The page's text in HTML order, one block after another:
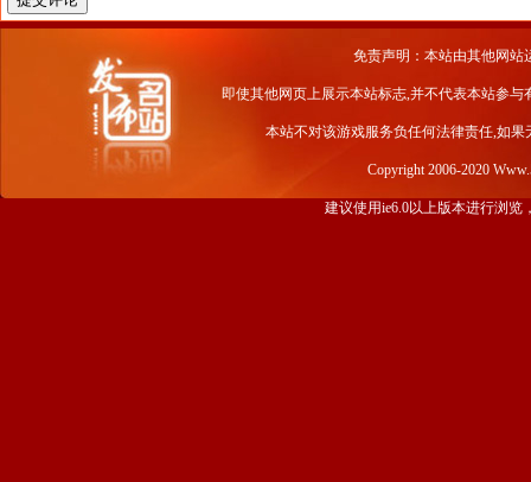
免责声明：本站由其他网站
即使其他网页上展示本站标志,并不代表本站参
本站不对该游戏服务负任何法律责任,如
Copyright 2006-2020
建议使用ie6.0以上版本进行浏览